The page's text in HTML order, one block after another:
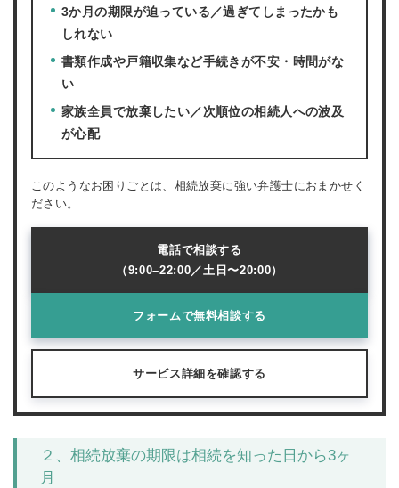
3か月の期限が迫っている／過ぎてしまったかも
しれない
書類作成や戸籍収集など手続きが不安・時間がな
い
家族全員で放棄したい／次順位の相続人への波及
が心配
このようなお困りごとは、相続放棄に強い弁護士におまかせく
ださい。
電話で相談する
（9:00–22:00／土日〜20:00）
フォームで無料相談する
サービス詳細を確認する
２、相続放棄の期限は相続を知った日から3ヶ
月